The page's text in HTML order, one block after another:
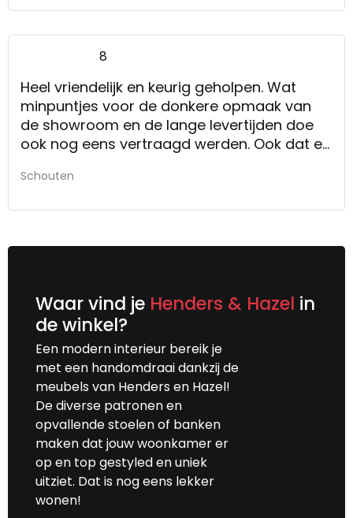
8
Heel vriendelijk en keurig geholpen. Wat
minpuntjes voor de donkere opmaak van
de showroom en de lange levertijden doe
ook nog eens vertraagd werden. Ook dat er
genomen kon worden.
Schouten
Waar vind je Henders & Hazel in
de winkel?
Een modern interieur bereik je
met een handomdraai dankzij de
meubels van Henders en Hazel!
De diverse patronen en
opvallende stoelen of banken
maken dat jouw woonkamer er
op en top gestyled en uniek
uitziet. Dat is nog eens lekker
wonen!